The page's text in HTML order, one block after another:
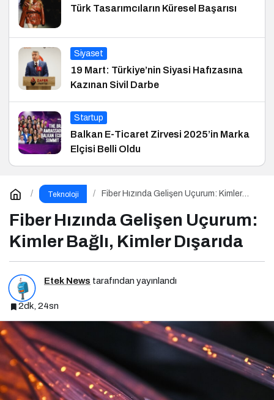
Türk Tasarımcıların Küresel Başarısı
Siyaset
19 Mart: Türkiye’nin Siyasi Hafızasına
Kazınan Sivil Darbe
Startup
Balkan E-Ticaret Zirvesi 2025’in Marka
Elçisi Belli Oldu
Teknoloji
Fiber Hızında Gelişen Uçurum: Kimler
Fiber Hızında Gelişen Uçurum:
Kimler Bağlı, Kimler Dışarıda
Etek News tarafından yayınlandı
2dk, 24sn